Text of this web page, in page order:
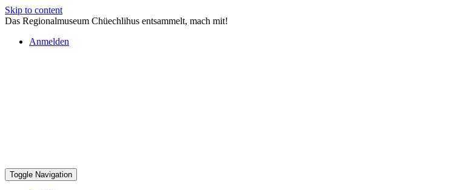
Skip to content
Das Regionalmuseum Chüechlihus entsammelt, mach mit!
Anmelden
Toggle Navigation